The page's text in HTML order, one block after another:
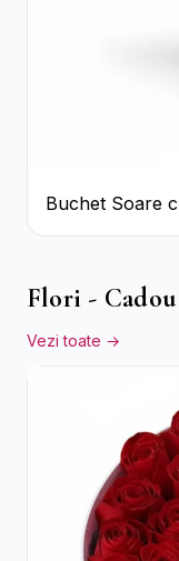
Buchet Soare
Galbene și
Flori -
Vezi toate →